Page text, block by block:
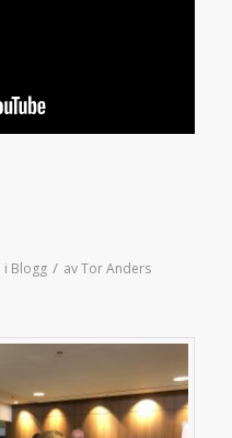
i Blogg / avTor Anders